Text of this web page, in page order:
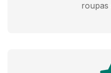
roupas